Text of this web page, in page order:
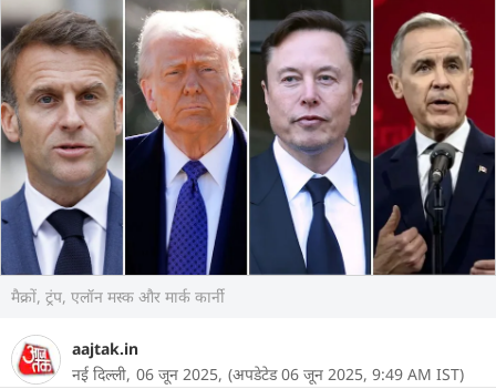
मैक्रों, ट्रंप, एलॉन मस्क और मार्क कार्नी
aajtak.in
नई दिल्ली, 06 जून 2025, (अपडेटेड 06 जून 2025, 9:49 AM IST)